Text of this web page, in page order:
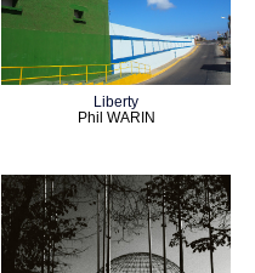
Liberty
Phil WARIN